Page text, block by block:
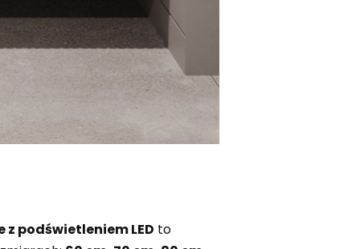
z podświetleniem LED to